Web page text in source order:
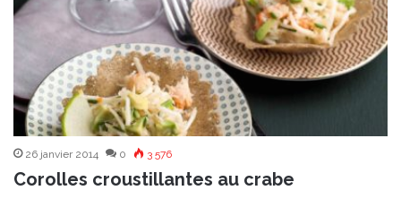
26 janvier 2014 0 3 576
Corolles croustillantes au crabe